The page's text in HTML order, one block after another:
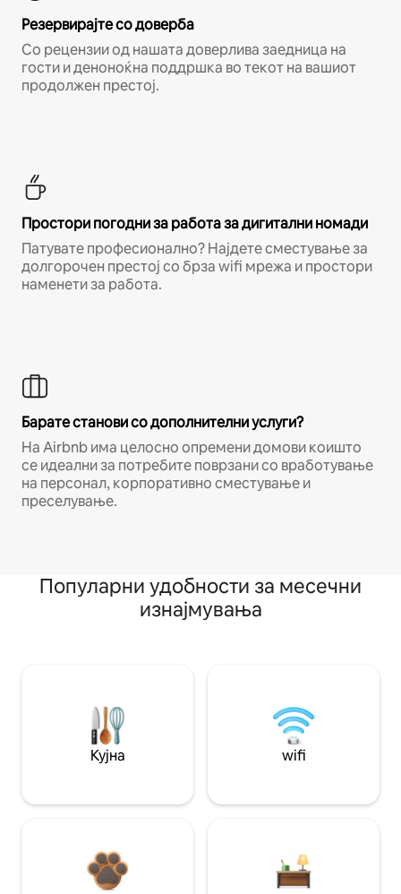
Резервирајте со доверба
Со рецензии од нашата доверлива заедница на
гости и деноноќна поддршка во текот на вашиот
продолжен престој.
Простори погодни за работа за дигитални номади
Патувате професионално? Најдете сместување за
долгорочен престој со брза wifi мрежа и простори
наменети за работа.
Барате станови со дополнителни услуги?
На Airbnb има целосно опремени домови коишто
се идеални за потребите поврзани со вработување
на персонал, корпоративно сместување и
преселување.
Популарни удобности за месечни
изнајмувања
Кујна wifi